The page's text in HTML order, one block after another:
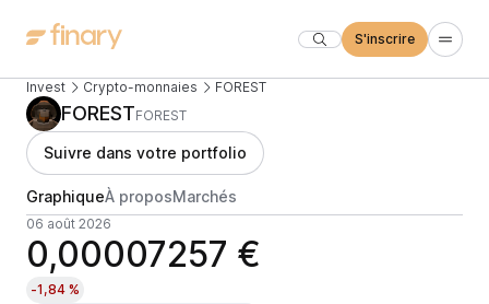
S'inscrire
Invest Crypto-monnaies FOREST
FORESTFOREST
Suivre dans votre portfolio
GraphiqueÀ proposMarchés
06 août 2026
0,00007257 €
-1,84 %